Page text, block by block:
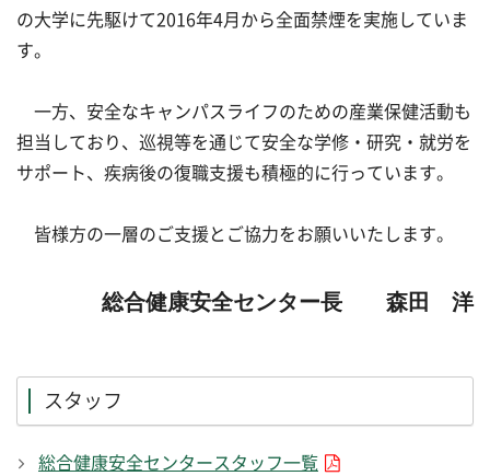
の大学に先駆けて2016年4月から全面禁煙を実施していま
す。
一方、安全なキャンパスライフのための産業保健活動も
担当しており、巡視等を通じて安全な学修・研究・就労を
サポート、疾病後の復職支援も積極的に行っています。
皆様方の一層のご支援とご協力をお願いいたします。
総合健康安全センター長 森田 洋
スタッフ
総合健康安全センタースタッフ一覧